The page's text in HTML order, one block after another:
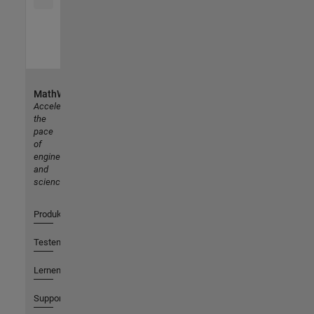
MathWorks
Accelerating
the
pace
of
engineering
and
science
Produkte
Testen oder Kaufen
Lernen
Support